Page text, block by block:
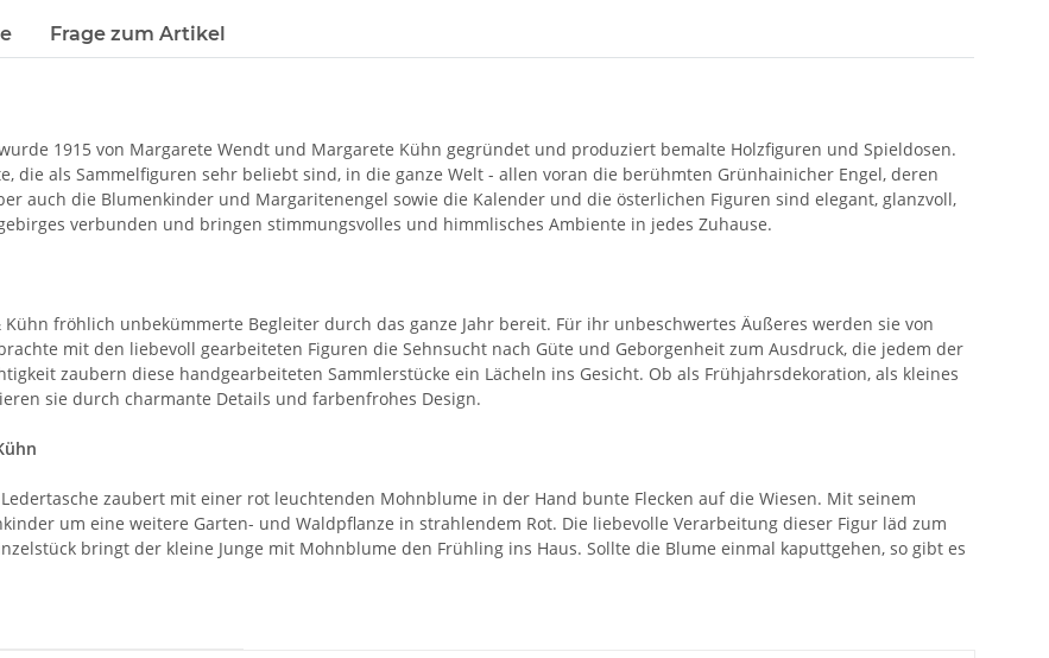
Frage zum Artikel
1915 von Margarete Wendt und Margarete Kühn gegründet und produziert bemalte Holzfiguren und Spieldosen.
die als Sammelfiguren sehr beliebt sind, in die ganze Welt - allen voran die berühmten Grünhainicher Engel, deren
auch die Blumenkinder und Margaritenengel sowie die Kalender und die österlichen Figuren sind elegant, glanzvoll,
verbunden und bringen stimmungsvolles und himmlisches Ambiente in jedes Zuhause.
fröhlich unbekümmerte Begleiter durch das ganze Jahr bereit. Für ihr unbeschwertes Äußeres werden sie von
mit den liebevoll gearbeiteten Figuren die Sehnsucht nach Güte und Geborgenheit zum Ausdruck, die jedem der
zaubern diese handgearbeiteten Sammlerstücke ein Lächeln ins Gesicht. Ob als Frühjahrsdekoration, als kleines
sie durch charmante Details und farbenfrohes Design.
zaubert mit einer rot leuchtenden Mohnblume in der Hand bunte Flecken auf die Wiesen. Mit seinem
um eine weitere Garten- und Waldpflanze in strahlendem Rot. Die liebevolle Verarbeitung dieser Figur läd zum
bringt der kleine Junge mit Mohnblume den Frühling ins Haus. Sollte die Blume einmal kaputtgehen, so gibt es